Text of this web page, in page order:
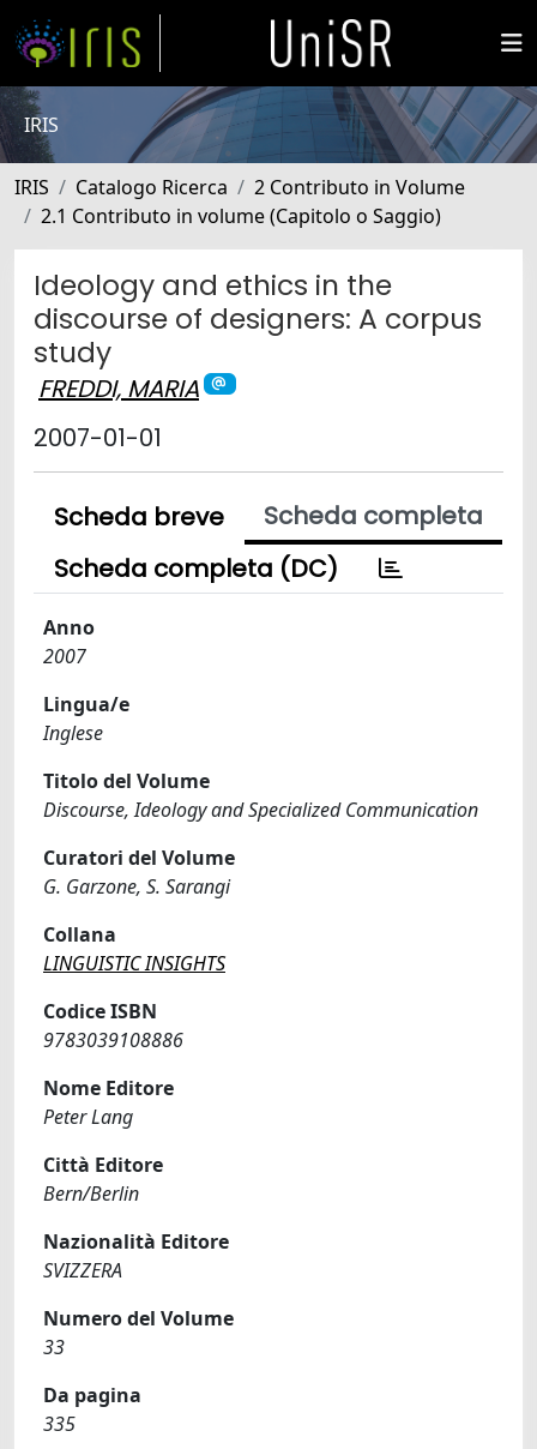
IRIS
IRIS Catalogo Ricerca
2 Contributo in Volume
2.1 Contributo in volume (Capitolo o Saggio)
Ideology and ethics in the
discourse of designers: A corpus
study
FREDDI, MARIA
2007-01-01
Scheda breve
Scheda completa
Scheda completa (DC)
Anno
2007
Lingua/e
Inglese
Titolo del Volume
Discourse, Ideology and Specialized Communication
Curatori del Volume
G. Garzone, S. Sarangi
Collana
LINGUISTIC INSIGHTS
Codice ISBN
9783039108886
Nome Editore
Peter Lang
Città Editore
Bern/Berlin
Nazionalità Editore
SVIZZERA
Numero del Volume
33
Da pagina
335